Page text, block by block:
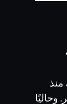
وحاليًا